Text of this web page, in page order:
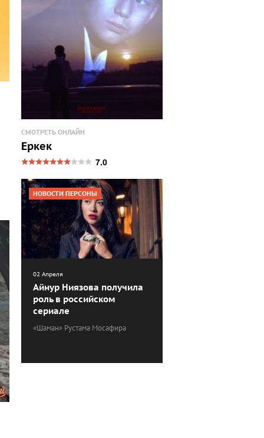
СМОТРЕТЬ ОНЛАЙН
Еркек
7.0
НОВОСТИ ПЕРСОНЫ
02 Апреля
Айнур Ниязова получила
роль в российском
сериале
«Шаман» Рустама Мосафира